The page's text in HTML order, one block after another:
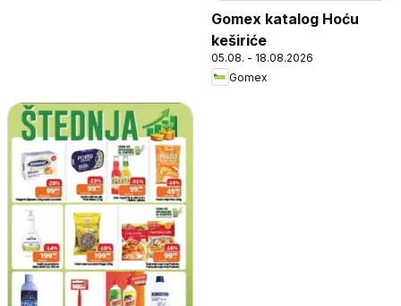
Gomex katalog Hoću
keširiće
05.08. - 18.08.2026
Gomex